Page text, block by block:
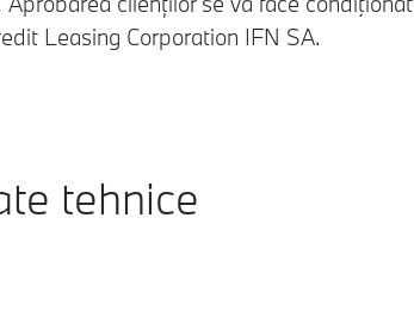
Leasing Corporation IFN SA.
tehnice